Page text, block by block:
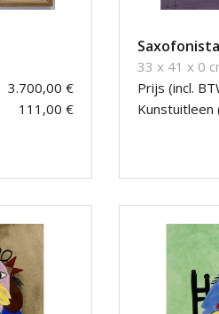
3.700,00 €
111,00 €
33 x 41 x 0
Prijs (incl.
Kunstuitleen